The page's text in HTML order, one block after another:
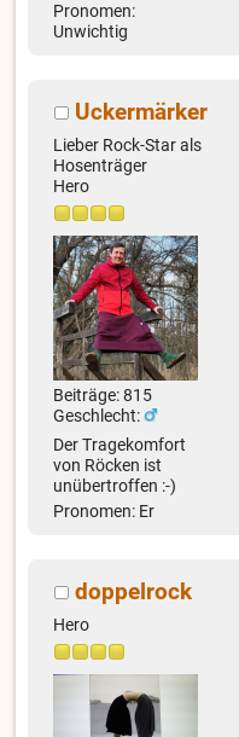
Pronomen:
Unwichtig
Uckermärker
Lieber Rock-Star als
Hosenträger
Hero
Beiträge: 815
Geschlecht:
Der Tragekomfort
von Röcken ist
unübertroffen :-)
Pronomen: Er
doppelrock
Hero